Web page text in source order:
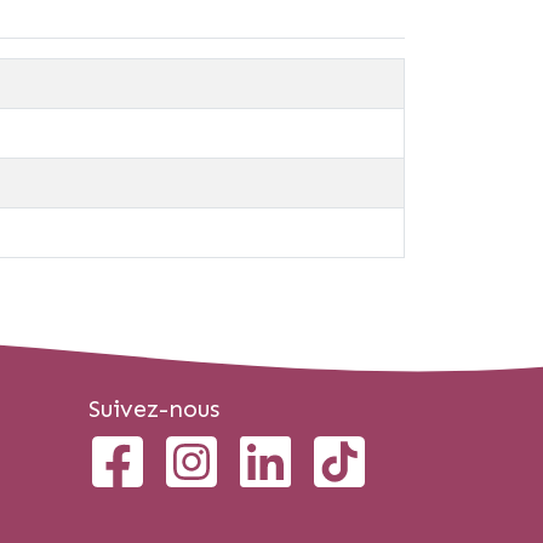
Suivez-nous